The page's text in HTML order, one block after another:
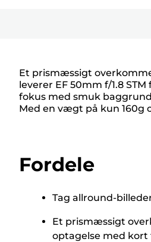
Et prismæssigt
leverer EF 50mm f/1.8
fokus med smuk
Med en vægt på kun 160g
Fordele
Tag allround-
Et prismæssigt
optagelse med kort